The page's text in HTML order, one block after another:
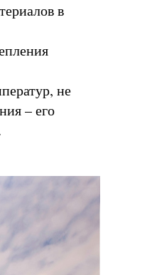
в
не
– его